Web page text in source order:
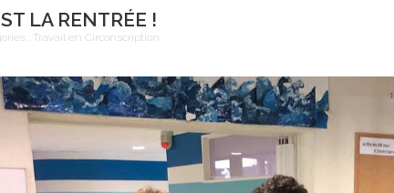
LA RENTRÉE !
: Travail en Circonscription